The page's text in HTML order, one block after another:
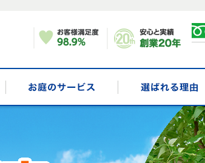
剪定 お庭のサービス